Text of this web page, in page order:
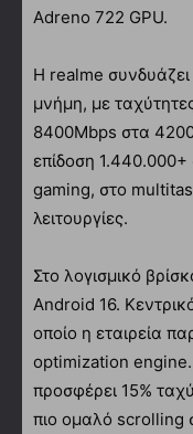
Adreno 722 GPU.
Η realme
μνήμη, με
8400Mbps στα
επίδοση
gaming, στο
λειτουργίες.
Στο λογισμικό
Android 16.
οποίο η εταιρεία
optimization engine.
προσφέρει 15%
πιο ομαλό scrolling